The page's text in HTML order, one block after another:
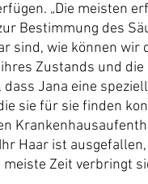
„Die meisten
Bestimmung des
sind, wie können wir
Zustands und
Jana eine
sie für sie finden
Haar ist
Zeit verbringt